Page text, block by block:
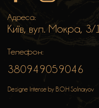
Адреса:
Київ, вул. Мокра, 3/1
Телефон:
380949059046
Designe Intense by B.O.H Solnaryov